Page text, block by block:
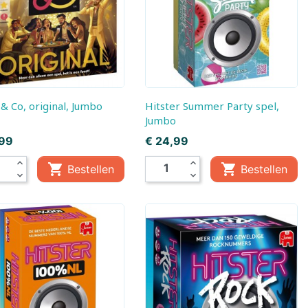
Baby
Little Dutch,
Boekjes
Little Dutch, Fairy
Garden
& Co, original, Jumbo
expand_less
expand_more
 Bestellen
Hitster Summer Party spel,
Jumbo
Prijs
€ 24,99
expand_less
expand_more
 Bestellen